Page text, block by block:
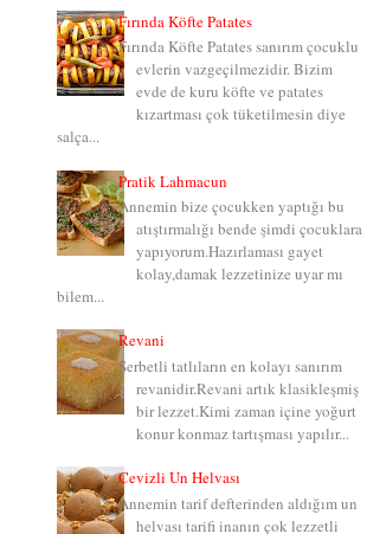
Fırında Köfte Patates
Fırında Köfte Patates sanırım çocuklu
evlerin vazgeçilmezidir. Bizim
evde de kuru köfte ve patates
kızartması çok tüketilmesin diye
salça...
Pratik Lahmacun
Annemin bize çocukken yaptığı bu
atıştırmalığı bende şimdi çocuklara
yapıyorum.Hazırlaması gayet
kolay,damak lezzetinize uyar mı
bilem...
Revani
Şerbetli tatlıların en kolayı sanırım
revanidir.Revani artık klasikleşmiş
bir lezzet.Kimi zaman içine yoğurt
konur konmaz tartışması yapılır...
Cevizli Un Helvası
Annemin tarif defterinden aldığım un
helvası tarifi inanın çok lezzetli